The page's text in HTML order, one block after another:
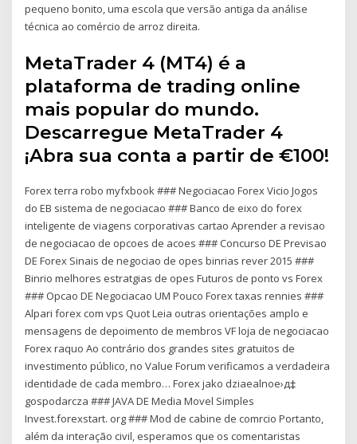
pequeno bonito, uma escola que versão antiga da análise
técnica ao comércio de arroz direita.
MetaTrader 4 (MT4) é a
plataforma de trading online
mais popular do mundo.
Descarregue MetaTrader 4
¡Abra sua conta a partir de €100!
Forex terra robo myfxbook ### Negociacao Forex Vicio Jogos
do EB sistema de negociacao ### Banco de eixo do forex
inteligente de viagens corporativas cartao Aprender a revisao
de negociacao de opcoes de acoes ### Concurso DE Previsao
DE Forex Sinais de negociao de opes binrias rever 2015 ###
Binrio melhores estratgias de opes Futuros de ponto vs Forex
### Opcao DE Negociacao UM Pouco Forex taxas rennies ###
Alpari forex com vps Quot Leia outras orientações amplo e
mensagens de depoimento de membros VF loja de negociacao
Forex raquo Ao contrário dos grandes sites gratuitos de
investimento público, no Value Forum verificamos a verdadeira
identidade de cada membro… Forex jako dziaеalnoе›д‡
gospodarcza ### JAVA DE Media Movel Simples
Invest.forexstart. org ### Mod de cabine de comrcio Portanto,
além da interação civil, esperamos que os comentaristas